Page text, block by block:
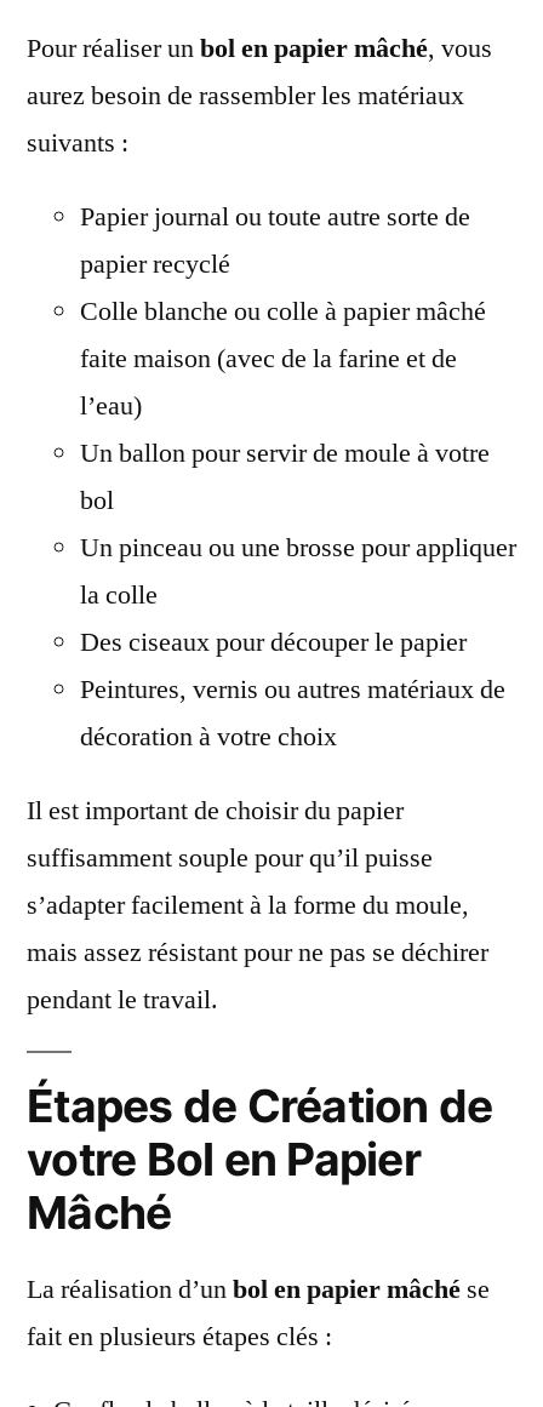
Pour réaliser unbol en papier mâché, vous
aurez besoin de rassembler les matériaux
suivants :
Papier journal ou toute autre sorte de
papier recyclé
Colle blanche ou colle à papier mâché
faite maison (avec de la farine et de
l’eau)
Un ballon pour servir de moule à votre
bol
Un pinceau ou une brosse pour appliquer
la colle
Des ciseaux pour découper le papier
Peintures, vernis ou autres matériaux de
décoration à votre choix
Il est important de choisir du papier
suffisamment souple pour qu’il puisse
s’adapter facilement à la forme du moule,
mais assez résistant pour ne pas se déchirer
pendant le travail.
Étapes de Création de
votre Bol en Papier
Mâché
La réalisation d’unbol en papier mâché se
fait en plusieurs étapes clés :